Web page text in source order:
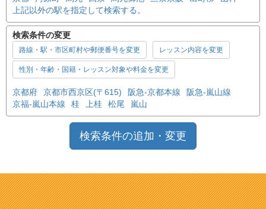
上記以外の駅を指定して検索する。
検索条件の変更
路線・駅・市区町村や郵便番号を変更 レッスン内容を変更
性別・年齢・国籍・レッスン対象や料金を変更
京都府 京都市西京区(〒615) 阪急-京都本線
阪急-嵐山線
京福-嵐山本線
桂 上桂 松尾 嵐山
検索条件の追加・変更